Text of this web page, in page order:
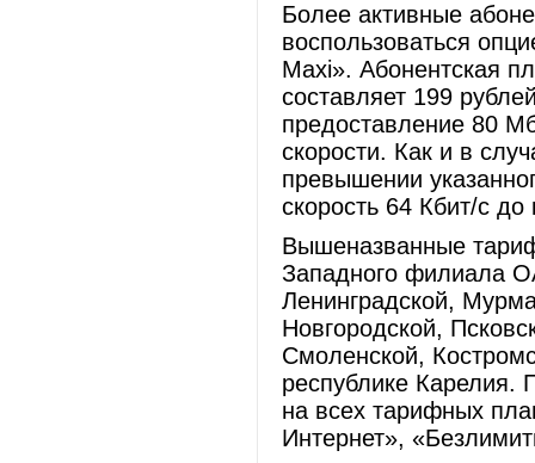
Более активные
воспользоваться
Maxi». Абонентская
составляет 199
предоставление 80
скорости. Как и в
превышении
скорость 64 Кбит/с до
Вышеназванные
Западного филиала
Ленинградской,
Новгородской,
Смоленской,
республике Карелия.
на всех тарифных
Интернет»,